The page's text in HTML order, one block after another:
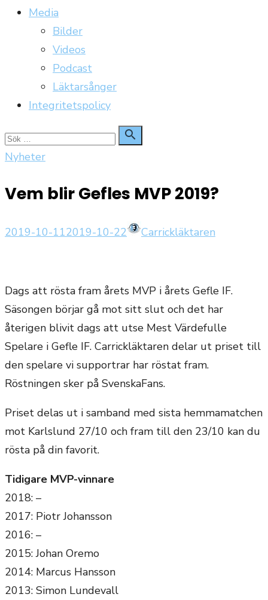
Media
Bilder
Videos
Podcast
Läktarsånger
Integritetspolicy
Sök
för:

Sök
Nyheter
Vem blir Gefles MVP 2019?
Publicerat
2019-10-112019-10-22 Författare
Carrickläktaren
Dags att rösta fram årets MVP i årets Gefle IF.
Säsongen börjar gå mot sitt slut och det har
återigen blivit dags att utse Mest Värdefulle
Spelare i Gefle IF. Carrickläktaren delar ut priset till
den spelare vi supportrar har röstat fram.
Röstningen sker på SvenskaFans.
Priset delas ut i samband med sista hemmamatchen
mot Karlslund 27/10 och fram till den 23/10 kan du
rösta på din favorit.
Tidigare MVP-vinnare
2018: –
2017: Piotr Johansson
2016: –
2015: Johan Oremo
2014: Marcus Hansson
2013: Simon Lundevall